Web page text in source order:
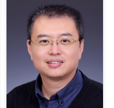
三级教授，博士生（后）导
师，国务院政府特殊津贴专
家